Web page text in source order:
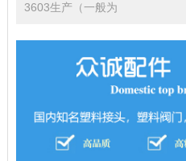
3603生产（一般为